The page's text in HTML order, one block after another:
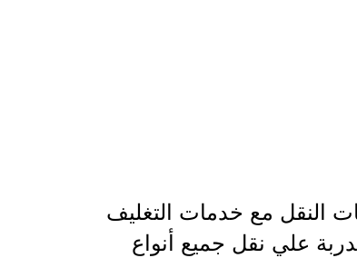
النقل مع خدمات التغليف
علي نقل جميع أنواع